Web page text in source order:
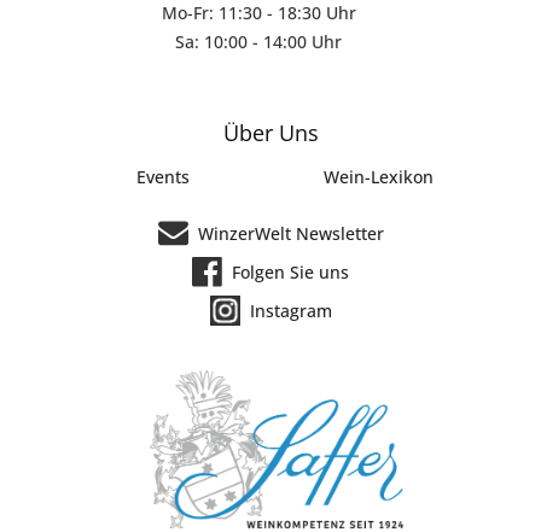
Mo-Fr: 11:30 - 18:30 Uhr
Sa: 10:00 - 14:00 Uhr
Über Uns
Events Wein-Lexikon
WinzerWelt Newsletter
Folgen Sie uns
Instagram